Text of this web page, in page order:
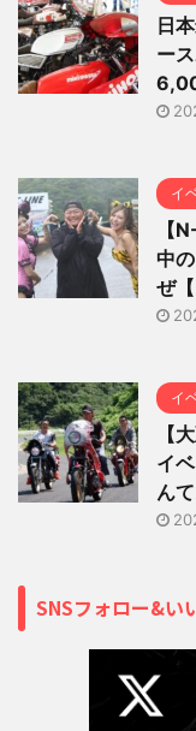
日
ー
イ
【
中
ぜ
イ
【
イ
ん
SNSフォロー&い